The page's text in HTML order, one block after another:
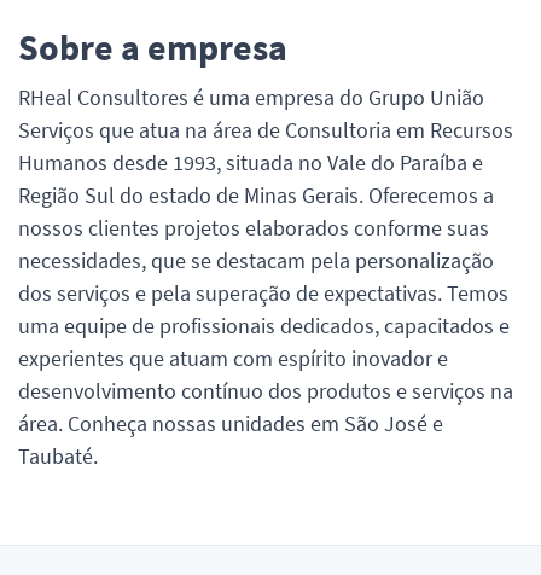
Sobre a empresa
RHeal Consultores é uma empresa do Grupo União
Serviços que atua na área de Consultoria em Recursos
Humanos desde 1993, situada no Vale do Paraíba e
Região Sul do estado de Minas Gerais. Oferecemos a
nossos clientes projetos elaborados conforme suas
necessidades, que se destacam pela personalização
dos serviços e pela superação de expectativas. Temos
uma equipe de profissionais dedicados, capacitados e
experientes que atuam com espírito inovador e
desenvolvimento contínuo dos produtos e serviços na
área. Conheça nossas unidades em São José e
Taubaté.